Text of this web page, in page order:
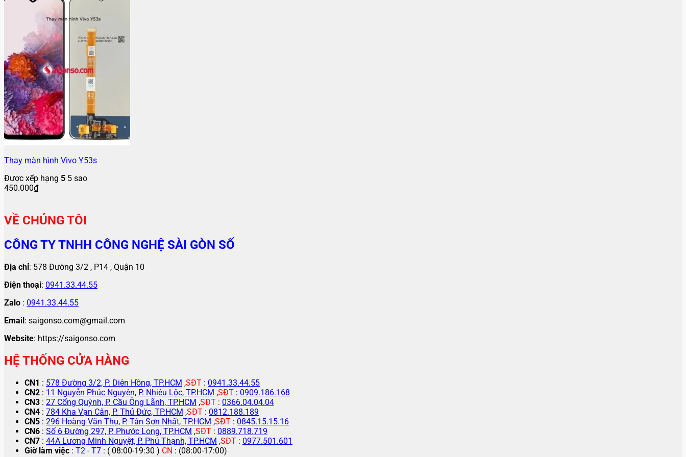
Thay màn hình Vivo Y53s
Được xếp hạng 5 5 sao
450.000₫
VỀ CHÚNG TÔI
CÔNG TY TNHH CÔNG NGHỆ SÀI GÒN SỐ
Địa chỉ: 578 Đường 3/2 , P14 , Quận 10
Điện thoại: 0941.33.44.55
Zalo : 0941.33.44.55
Email: saigonso.com@gmail.com
Website: https://saigonso.com
HỆ THỐNG CỬA HÀNG
CN1 : 578 Đường 3/2, P. Diên Hồng, TP.HCM ,SĐT : 0941.33.44.55
CN2 : 11 Nguyễn Phúc Nguyên, P. Nhiêu Lộc, TP.HCM ,SĐT : 0909.186.168
CN3 : 27 Cống Quỳnh, P. Cầu Ông Lãnh, TP.HCM ,SĐT : 0366.04.04.04
CN4 : 784 Kha Vạn Cân, P. Thủ Đức, TP.HCM ,SĐT : 0812.188.189
CN5 : 296 Hoàng Văn Thụ, P. Tân Sơn Nhất, TP.HCM ,SĐT : 0845.15.15.16
CN6 : Số 6 Đường 297, P. Phước Long, TP.HCM ,SĐT : 0889.718.719
CN7 : 44A Lương Minh Nguyệt, P. Phú Thạnh, TP.HCM ,SĐT : 0977.501.601
Giờ làm việc : T2 - T7 : ( 08:00-19:30 ) CN : (08:00-17:00)